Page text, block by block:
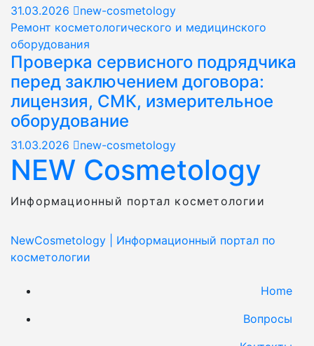
31.03.2026
new-cosmetology
Ремонт косметологического и медицинского
оборудования
Проверка сервисного подрядчика
перед заключением договора:
лицензия, СМК, измерительное
оборудование
31.03.2026 new-cosmetology
NEW Cosmetology
Информационный портал косметологии
NewCosmetology
Информационный портал по
косметологии
Home
Вопросы